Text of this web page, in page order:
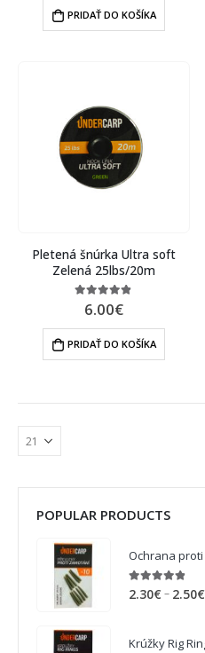
PRIDAŤ DO KOŠÍKA
Pletená šnúrka Ultra soft
Zelená 25lbs/20m
4.75 out of 5
6.00€
PRIDAŤ DO KOŠÍKA
POPULAR PRODUCTS
Ochrana proti
4.75out of 5
2.30€ – 2.50€
Krúžky Rig